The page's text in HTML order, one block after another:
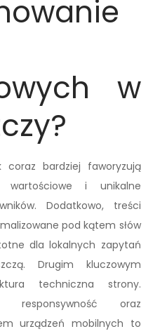
w
coraz bardziej faworyzują
i unikalne
Dodatkowo, treści
pod kątem słów
dla lokalnych zapytań
Drugim kluczowym
techniczna strony.
responsywność oraz
urządzeń mobilnych to